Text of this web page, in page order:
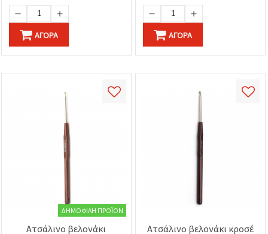
ΑΓΟΡΆ ΑΓΟΡΆ
ΔΗΜΟΦΙΛΉ ΠΡΟΪΌΝ
Ατσάλινο βελονάκι
Ατσάλινο βελονάκι κροσέ